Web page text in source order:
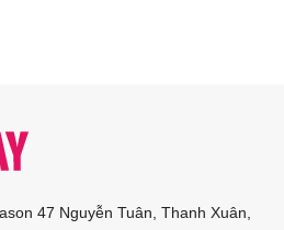
47 Nguyễn Tuân, Thanh Xuân,